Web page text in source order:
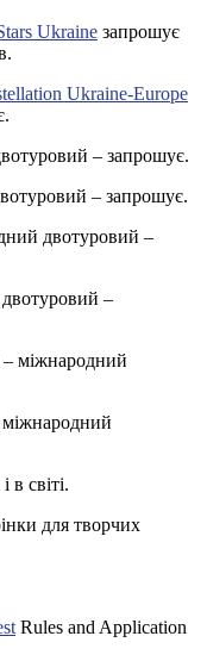
Ukraine запрошує
Ukraine-Europe
– запрошує.
– запрошує.
двотуровий –
–
– міжнародний
в світі.
для творчих
Rules and Application